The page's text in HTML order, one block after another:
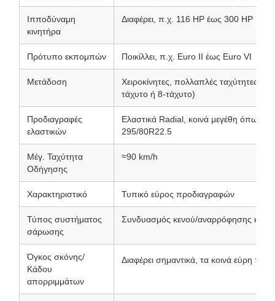
Ιπποδύναμη
κινητήρα
Διαφέρει, π.χ. 116 HP έως 300 HP
Πρότυπο εκπομπών Ποικίλλει, π.χ. Euro II έως Euro VI
Μετάδοση
Χειροκίνητες, πολλαπλές ταχύτητες
τάχυτο ή 8-τάχυτο)
Προδιαγραφές
ελαστικών
Ελαστικά Radial, κοινά μεγέθη όπως
295/80R22.5
Μέγ. Ταχύτητα
Οδήγησης
≈90 km/h
Χαρακτηριστικό Τυπικό εύρος προδιαγραφών
Τύπος συστήματος
σάρωσης
Συνδυασμός κενού/αναρρόφησης και
Όγκος σκόνης/
Κάδου
απορριμμάτων
Διαφέρει σημαντικά, τα κοινά εύρη